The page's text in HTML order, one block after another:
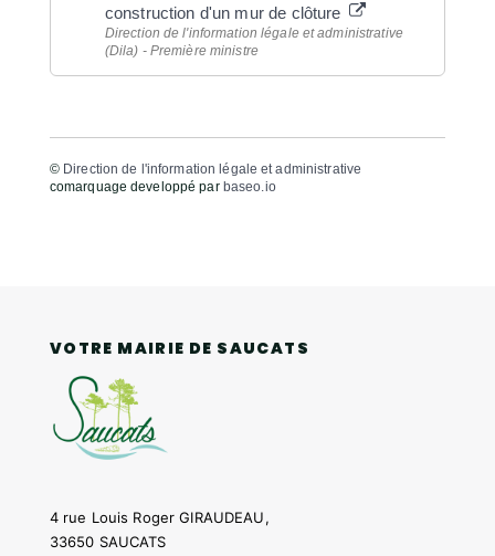
construction d'un mur de clôture
Direction de l'information légale et administrative
(Dila) - Première ministre
© Direction de l'information légale et administrative
comarquage developpé par baseo.io
VOTRE MAIRIE DE SAUCATS
4 rue Louis Roger GIRAUDEAU,
33650 SAUCATS